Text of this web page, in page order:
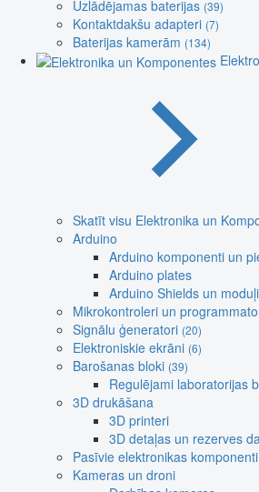
Uzlādējamas baterijas (39)
Kontaktdakšu adapteri (7)
Baterijas kamerām (134)
Skatīt visu Elektronika un
Arduino
Arduino komponenti un
Arduino plates
Arduino Shields un moduļi
Mikrokontroleri un
Signālu ģeneratori (20)
Elektroniskie ekrāni (6)
Barošanas bloki (39)
Regulējami laboratorijas
3D drukāšana
3D printeri
3D detaļas un rezerves
Pasīvie elektronikas komponenti
Kameras un droni